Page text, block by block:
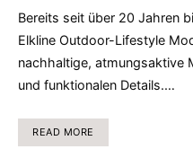
Bereits seit über 20 Jahren
Elkline Outdoor-Lifestyle
nachhaltige, atmungsaktive
und funktionalen Details.…
READ MORE